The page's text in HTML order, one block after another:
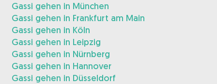
Gassi gehen in München
Gassi gehen in Frankfurt am Main
Gassi gehen in Köln
Gassi gehen in Leipzig
Gassi gehen in Nürnberg
Gassi gehen in Hannover
Gassi gehen in Düsseldorf